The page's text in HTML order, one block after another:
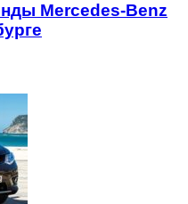
Mercedes-Benz